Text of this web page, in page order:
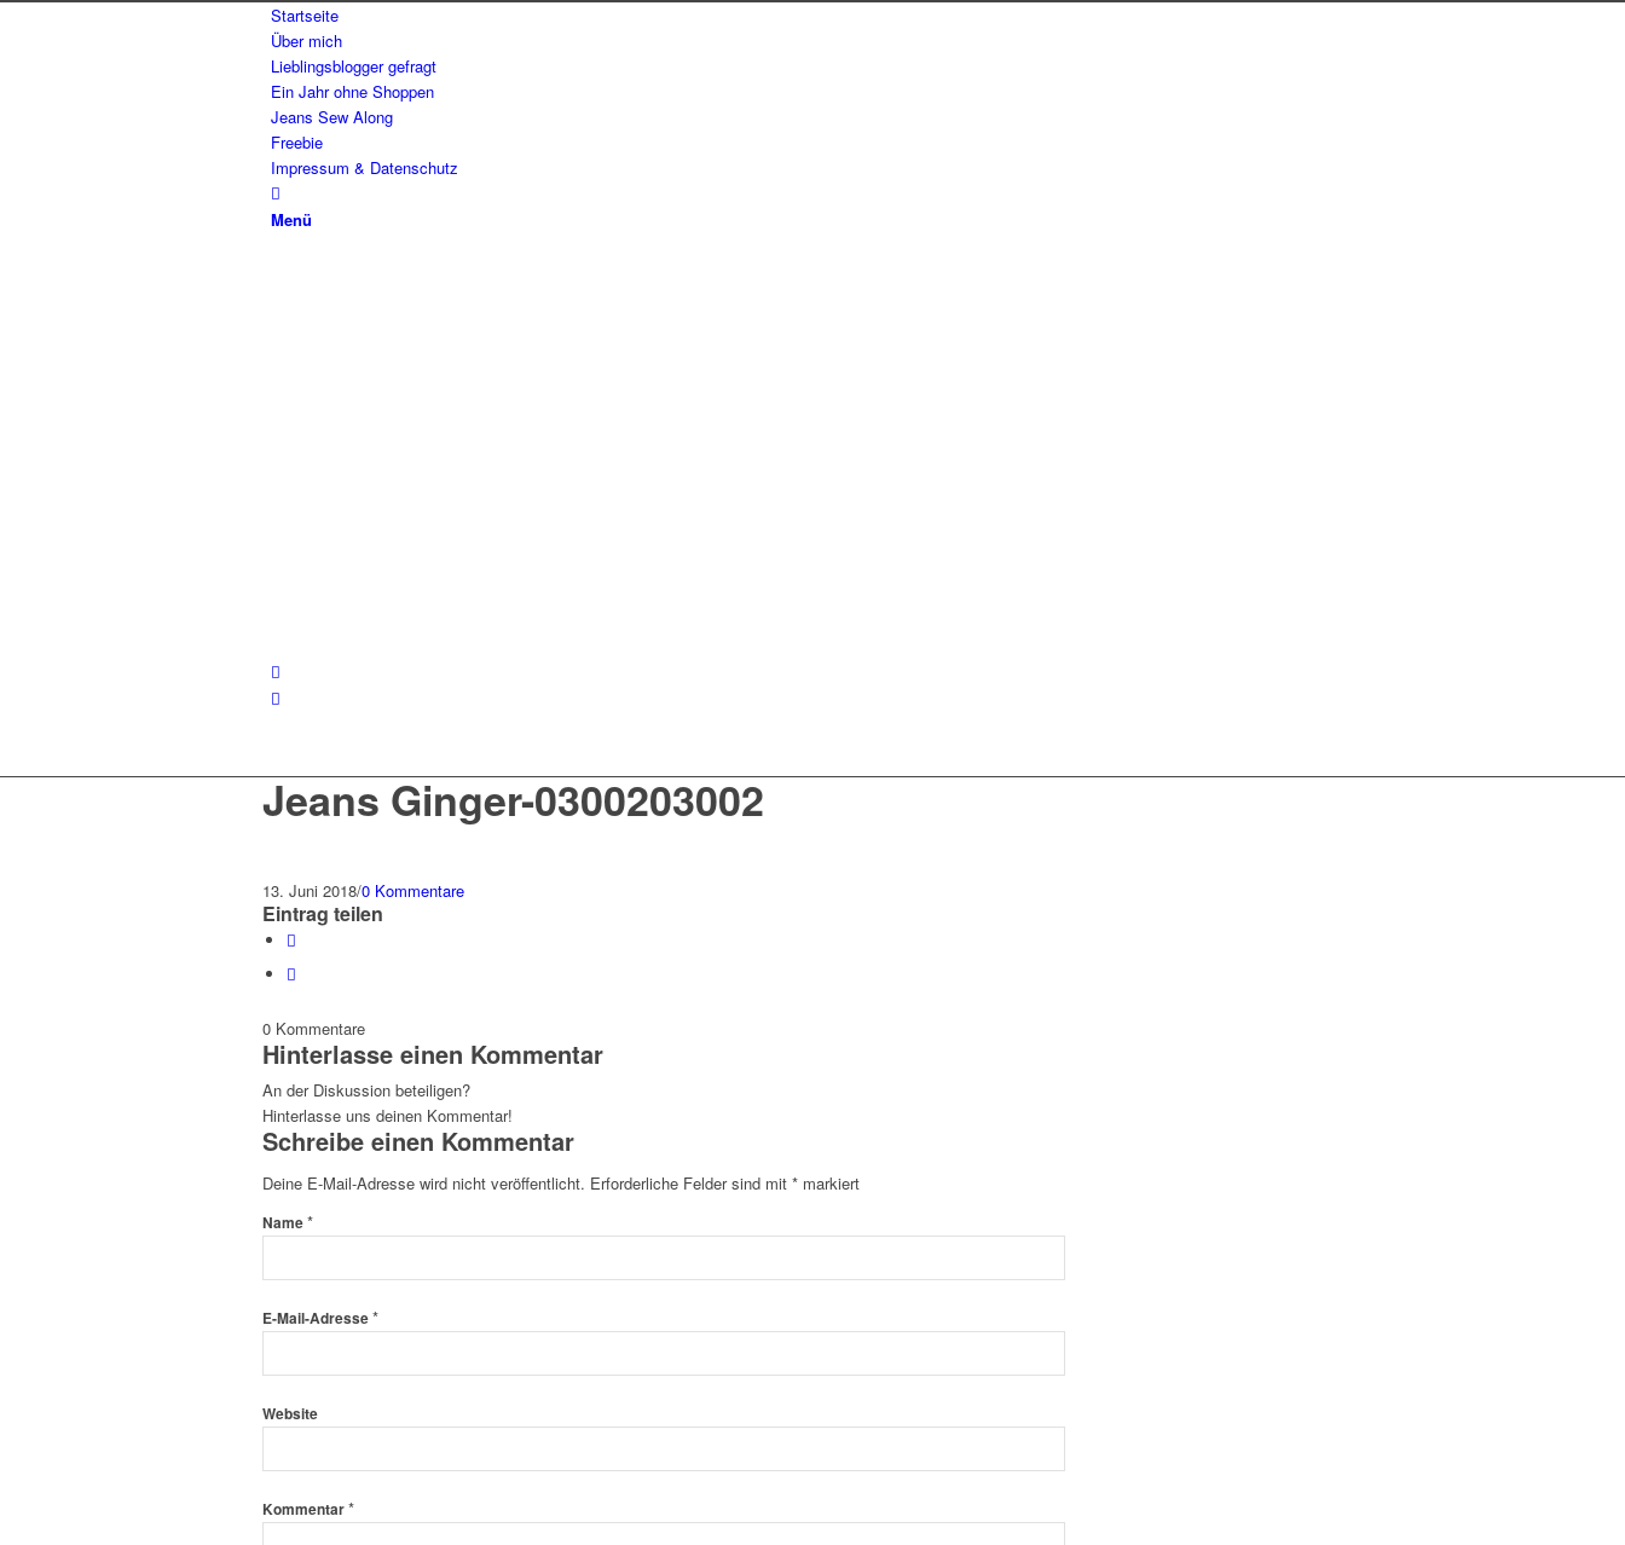
Startseite
Über mich
Lieblingsblogger gefragt
Ein Jahr ohne Shoppen
Jeans Sew Along
Freebie
Impressum & Datenschutz
Menü
Jeans Ginger-0300203002
13. Juni 2018/0 Kommentare
Eintrag teilen
0 Kommentare
Hinterlasse einen Kommentar
An der Diskussion beteiligen?
Hinterlasse uns deinen Kommentar!
Schreibe einen Kommentar
Deine E-Mail-Adresse wird nicht veröffentlicht. Erforderliche Felder sind mit * markiert
Name*
E-Mail-Adresse*
Website
Kommentar*